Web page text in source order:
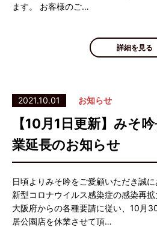
ます。 お客様のご…
詳細を見る
2021.10.01 お知らせ
【10月1日更新】みそ
業延長のお知らせ
日頃よりみそ吟をご愛顧いただき誠に
新型コロナウイルス感染症の感染再拡
大阪府からの各種要請に従い、10月
居公園店を休業させて頂…